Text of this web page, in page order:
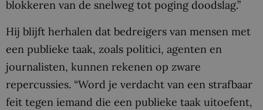
blokkeren van de snelweg tot poging doodslag.”
Hij blijft herhalen dat bedreigers van mensen met
een publieke taak, zoals politici, agenten en
journalisten, kunnen rekenen op zware
repercussies. “Word je verdacht van een strafbaar
feit tegen iemand die een publieke taak uitoefent,